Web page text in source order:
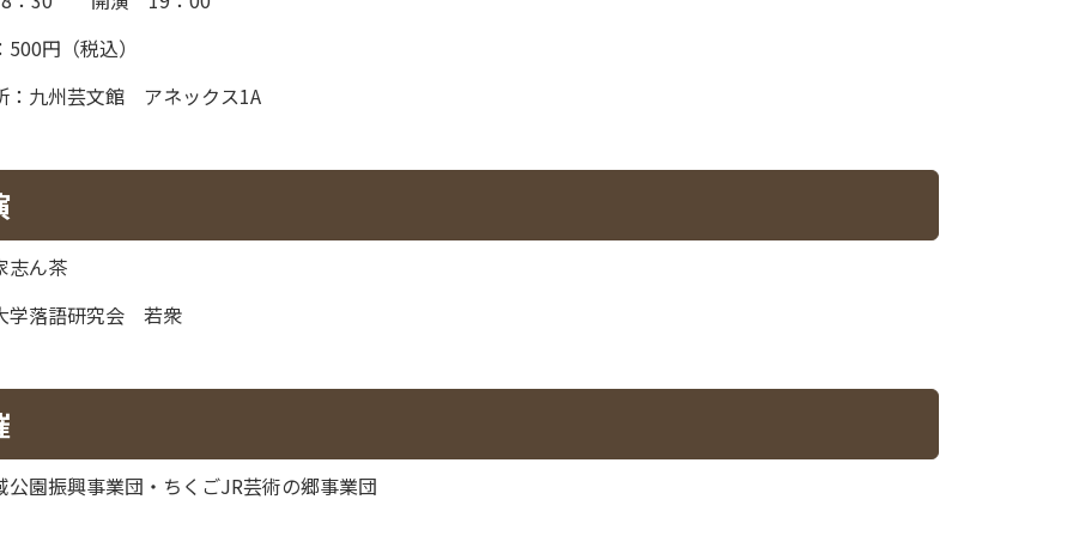
円（税込）
：九州芸文館 アネックス1A
ん茶
学落語研究会 若衆
公園振興事業団・ちくごJR芸術の郷事業団